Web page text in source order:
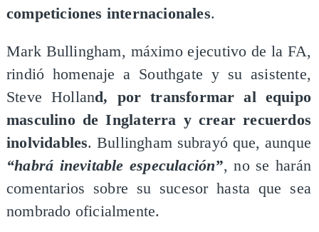
competiciones internacionales.
Mark Bullingham, máximo ejecutivo de la FA,
rindió homenaje a Southgate y su asistente,
Steve Holland, por transformar al equipo
masculino de Inglaterra y crear recuerdos
inolvidables. Bullingham subrayó que, aunque
“habrá inevitable especulación”, no se harán
comentarios sobre su sucesor hasta que sea
nombrado oficialmente.